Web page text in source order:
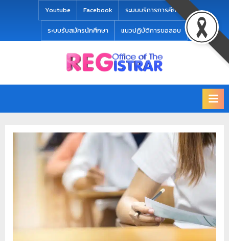
Youtube Facebook ระบบบริการการศึกษา
ระบบรับสมัครนักศึกษา แนวปฏิบัติการขอสอบ
นั
ท
น
ล
ะ
the
University
modal-check